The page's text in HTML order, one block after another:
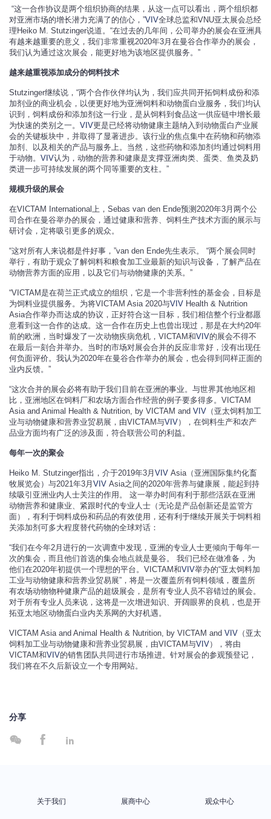
“这一合作协议是两个组织协商的结果，从这一点可以看出，两个组织都
对亚洲市场的增长潜力充满了的信心，”VIV全球总监和VNU亚太展会总经
理Heiko M. Stutzinger说道。“在过去的几年间，公司举办的展会在亚洲具
有越来越重要的意义，我们非常重视2020年3月在曼谷合作举办的展会，
我们认为通过这次展会，能更好地为该地区提供服务。”
越来越重视添加成分的饲料技术
Stutzinger继续说，“两个合作伙伴均认为，我们应共同开拓饲料成份和添
加剂业的商业机会，以便更好地为亚洲饲料和动物蛋白业服务，我们均认
识到，饲料成份和添加剂这一行业，是从饲料到食品这一供应链中增长最
为快速的类别之一。 VIV更是已经将动物健康主题纳入到动物蛋白产业展
会的关键板块中，并取得了显著进步。该行业的焦点集中在药物和药物添
加剂、以及相关的产品与服务上。当然，这些药物和添加剂均通过饲料用
于动物。 VIV认为，动物的营养和健康是支撑亚洲肉类、蛋类、鱼类及奶
类进一步可持续发展的两个同等重要的支柱。”
规模升级的展会
在VICTAM International上，Sebas van den Ende预测2020年3月两个公
司合作在曼谷举办的展会，通过健康和营养、饲料生产技术方面的展示与
研讨会，定将吸引更多的观众。
“这对所有人来说都是件好事，”van den Ende先生表示。 “两个展会同时
举行，有助于观众了解饲料和粮食加工业最新的知识与设备，了解产品在
动物营养方面的应用，以及它们与动物健康的关系。”
“VICTAM是在荷兰正式成立的组织，它是一个非营利性的基金会，目标是
为饲料业提供服务。为将VICTAM Asia 2020与VIV Health & Nutrition
Asia合作举办而达成的协议，正好符合这一目标，我们相信整个行业都愿
意看到这一合作的达成。这一合作在历史上也曾出现过，那是在大约20年
前的欧洲，当时爆发了一次动物疾病危机，VICTAM和VIV的展会不得不
在最后一刻合并举办。当时的市场对展会合并的反应非常好，没有出现任
何负面评价。我认为2020年在曼谷合作举办的展会，也会得到同样正面的
业内反馈。”
“这次合并的展会必将有助于我们目前在亚洲的事业。与世界其他地区相
比，亚洲地区在饲料厂和农场方面合作经营的例子要多得多。VICTAM
Asia and Animal Health & Nutrition, by VICTAM and VIV （亚太饲料加工
业与动物健康和营养业贸易展，由VICTAM与VIV），在饲料生产和农产
品业方面均有广泛的涉及面，符合联营公司的利益。
每年一次的聚会
Heiko M. Stutzinger指出，介于2019年3月 VIV Asia（亚洲国际集约化畜
牧展览会）与2021年3月 VIV Asia之间的2020年营养与健康展，能起到持
续吸引亚洲业内人士关注的作用。 这一举办时间有利于那些活跃在亚洲
动物营养和健康业、紧跟时代的专业人士（无论是产品创新还是监管方
面），有利于饲料成份和药品的有效使用，还有利于继续开展关于饲料相
关添加剂可多大程度替代药物的全球对话：
“我们在今年2月进行的一次调查中发现，亚洲的专业人士更倾向于每年一
次的集会，而且他们首选的集会地点就是曼谷。 我们已经在做准备，为
他们在2020年初提供一个理想的平台。VICTAM和VIV举办的“亚太饲料加
工业与动物健康和营养业贸易展”，将是一次覆盖所有饲料领域，覆盖所
有农场动物物种健康产品的超级展会，是所有专业人员不容错过的展会。
对于所有专业人员来说，这将是一次增进知识、开阔眼界的良机，也是开
拓亚太地区动物蛋白业内关系网的大好机遇。
VICTAM Asia and Animal Health & Nutrition, by VICTAM and VIV （亚太
饲料加工业与动物健康和营养业贸易展，由VICTAM与VIV），将由
VICTAM和VIV的销售团队共同进行市场推进。针对展会的参观预登记，
我们将在不久后新设立一个专用网站。
分享
  
关于我们 展商中心 观众中心